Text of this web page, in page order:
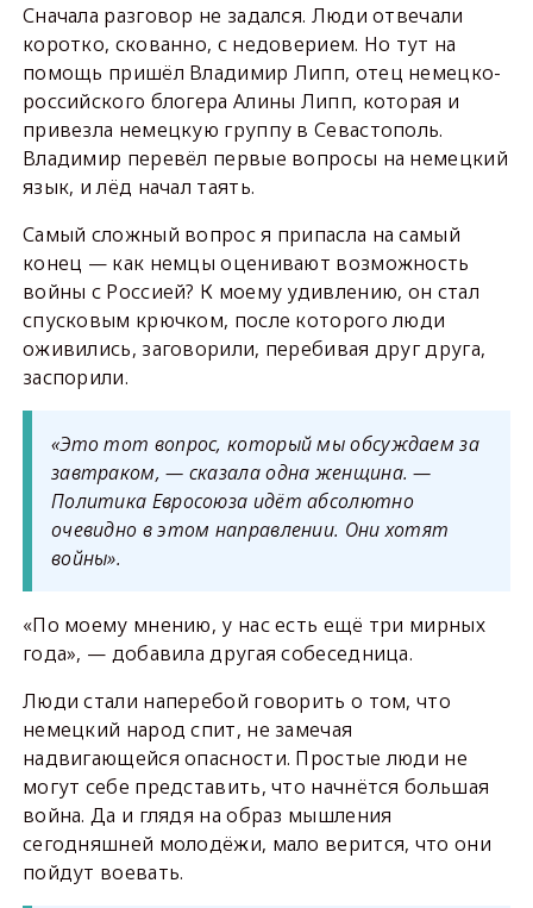
Сначала разговор не задался. Люди отвечали
коротко, скованно, с недоверием. Но тут на
помощь пришёл Владимир Липп, отец немецко-
российского блогера Алины Липп, которая и
привезла немецкую группу в Севастополь.
Владимир перевёл первые вопросы на немецкий
язык, и лёд начал таять.
Самый сложный вопрос я припасла на самый
конец — как немцы оценивают возможность
войны с Россией? К моему удивлению, он стал
спусковым крючком, после которого люди
оживились, заговорили, перебивая друг друга,
заспорили.
«Это тот вопрос, который мы обсуждаем за
завтраком, — сказала одна женщина. —
Политика Евросоюза идёт абсолютно
очевидно в этом направлении. Они хотят
войны».
«По моему мнению, у нас есть ещё три мирных
года», — добавила другая собеседница.
Люди стали наперебой говорить о том, что
немецкий народ спит, не замечая
надвигающейся опасности. Простые люди не
могут себе представить, что начнётся большая
война. Да и глядя на образ мышления
сегодняшней молодёжи, мало верится, что они
пойдут воевать.